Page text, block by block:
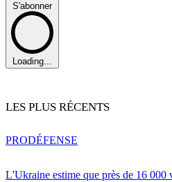
S'abonner
Loading...
LES PLUS RÉCENTS
L'Ukraine estime que près de 16 000
PRODÉFENSE